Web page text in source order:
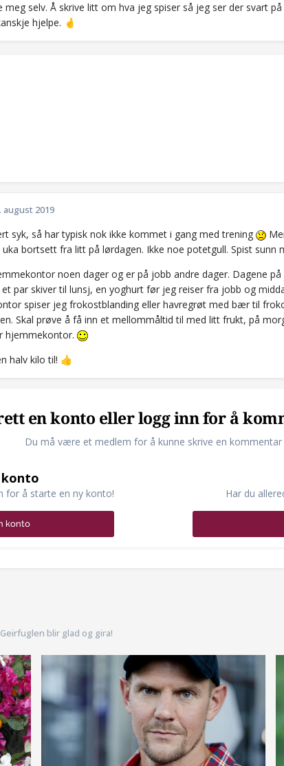
meg selv. Å skrive litt om hva jeg spiser så jeg ser der svart
hjelpe. 🤞
august 2019
syk, så har typisk nok ikke kommet i gang med trening
uka bortsett fra litt på lørdagen. Ikke noe potetgull. Spist sunn
noen dager og er på jobb andre dager. Dagene
par skiver til lunsj, en yoghurt før jeg reiser fra jobb og
spiser jeg frokostblanding eller havregrøt med bær til
Skal prøve å få inn et mellommåltid til med litt frukt, på
hjemmekontor.
halv kilo til! 👍
en konto eller logg inn for å
Du må være et medlem for å kunne skrive en kommentar
for å starte en ny konto!
konto
Har du
Geirfuglen blir glad og gira!